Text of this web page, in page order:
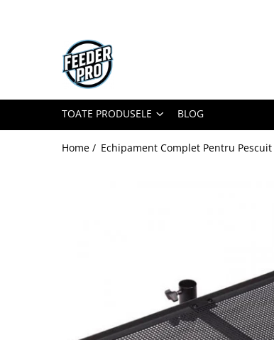
Toate Produsele
Accesorii Diverse
Mincioguri si Juvelnice
Scaune si Accesorii
TOATE PRODUSELE BLOG
Home / Echipament Complet Pentru